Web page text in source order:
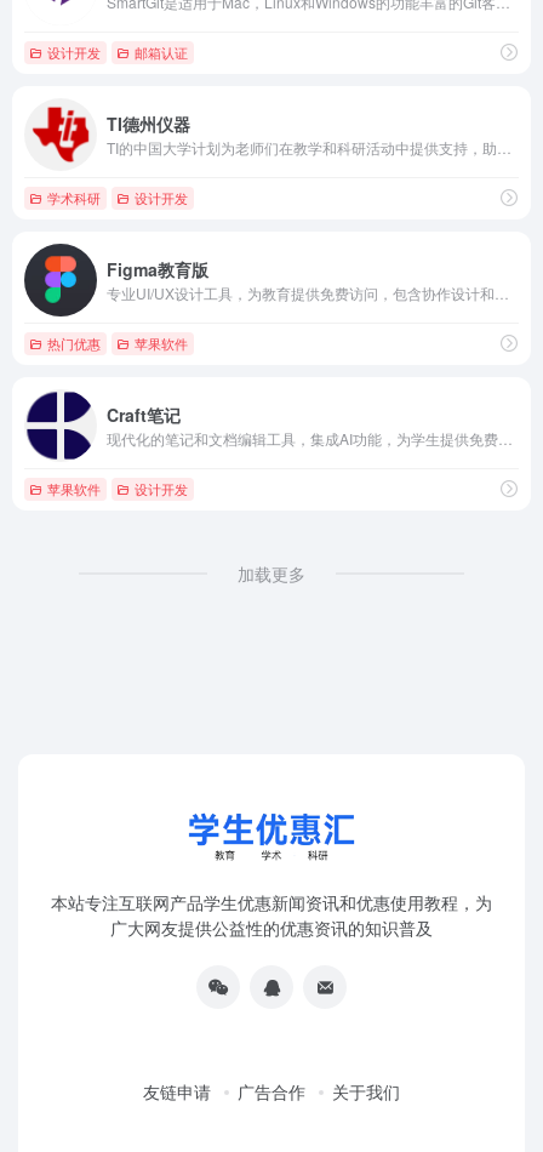
设计开发 邮箱认证
TI德州仪器
学术科研 设计开发
Figma教育版
热门优惠 苹果软件
Craft笔记
苹果软件 设计开发
加载更多
本站专注互联网产品学生优惠新闻资讯和优惠使用教程，为
广大网友提供公益性的优惠资讯的知识普及
友链申请 广告合作 关于我们